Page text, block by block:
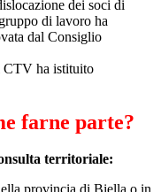
dei soci di
di lavoro ha
dal Consiglio
CTV ha istituito
farne parte?
territoriale: